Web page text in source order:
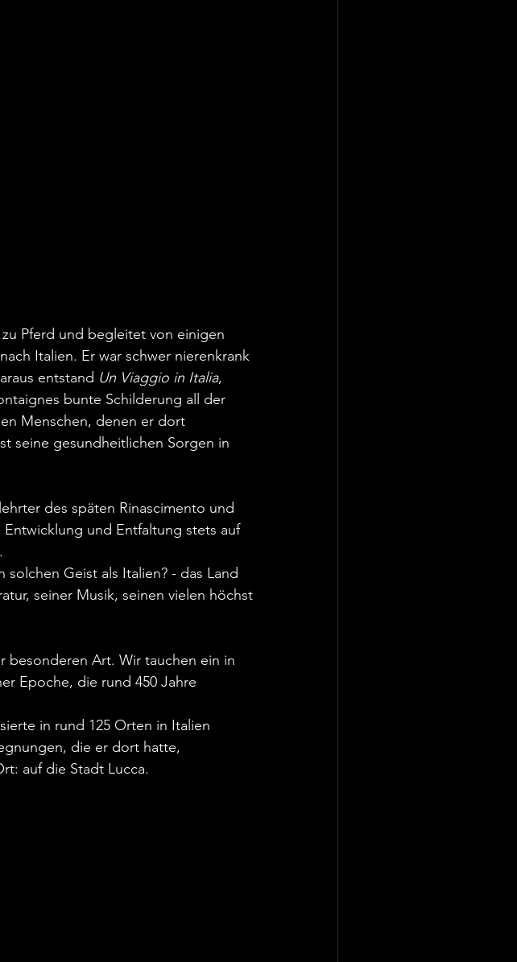
Pferd und begleitet von einigen
Italien. Er war schwer nierenkrank
entstand Un Viaggio in Italia,
bunte Schilderung all der
Menschen, denen er dort
seine gesundheitlichen Sorgen in
des späten Rinascimento und
und Entfaltung stets auf
Geist als Italien? - das Land
seiner Musik, seinen vielen höchst
besonderen Art. Wir tauchen ein in
Epoche, die rund 450 Jahre
in rund 125 Orten in Italien
die er dort hatte,
auf die Stadt Lucca.